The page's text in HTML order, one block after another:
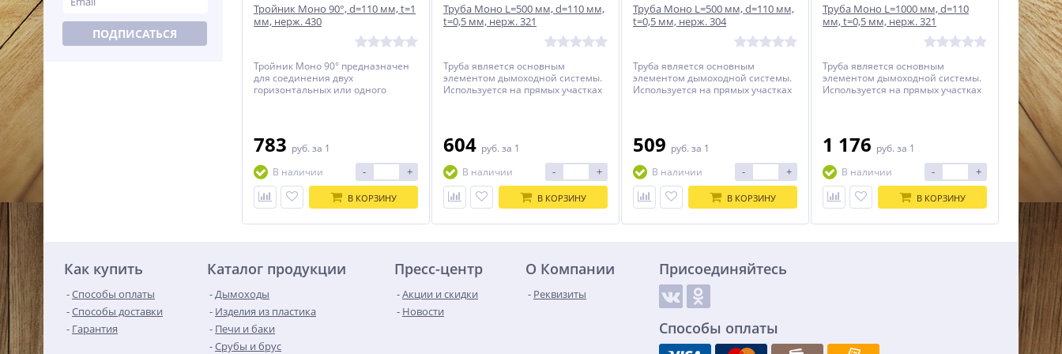
ПОДПИСАТЬСЯ
Тройник Моно 90°, d=110 мм, t=1
мм, нерж. 430
Тройник Моно 90° предназначен
для соединения двух
горизонтальных или одного
783 руб. за 1
В наличии
- +
В КОРЗИНУ
Труба Моно L=500 мм, d=110 мм,
t=0,5 мм, нерж. 321
Труба является основным
элементом дымоходной системы.
Используется на прямых участках
604 руб. за 1
В наличии
- +
В КОРЗИНУ
Труба Моно L=500 мм, d=110 мм,
t=0,5 мм, нерж. 304
Труба является основным
элементом дымоходной системы.
Используется на прямых участках
509 руб. за 1
В наличии
- +
В КОРЗИНУ
Труба Моно L=1000 мм, d=110
мм, t=0,5 мм, нерж. 321
Труба является основным
элементом дымоходной системы.
Используется на прямых участках
1 176 руб. за 1
В наличии
- +
В КОРЗИНУ
Как купить
Способы оплаты
Способы доставки
Гарантия
Каталог продукции
Дымоходы
Изделия из пластика
Печи и баки
Срубы и брус
Пресс-центр
Акции и скидки
Новости
О Компании
Реквизиты
Присоединяйтесь
Способы оплаты